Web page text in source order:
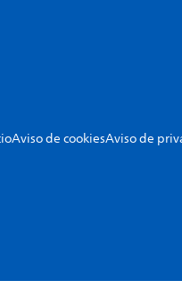
Aviso de cookiesAviso de